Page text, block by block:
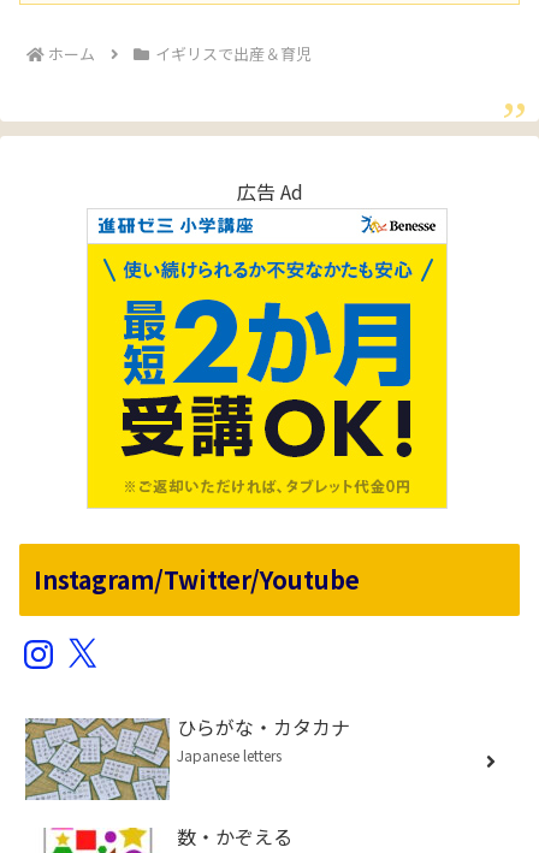
ホーム イギリスで出産＆育児
広告 Ad
Instagram/Twitter/Youtube
Instagram
X
ひらがな・カタカナ
Japanese letters
数・かぞえる